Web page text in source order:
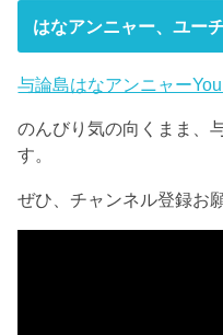
はなアンニャー、ユー
与論島はなアンニャー
のんびり気の向くまま、
す。
ぜひ、チャンネル登録お